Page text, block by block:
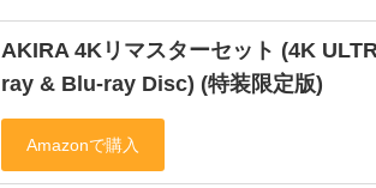
AKIRA 4Kリマスターセット (4K
ray & Blu-ray Disc) (特装限定版)